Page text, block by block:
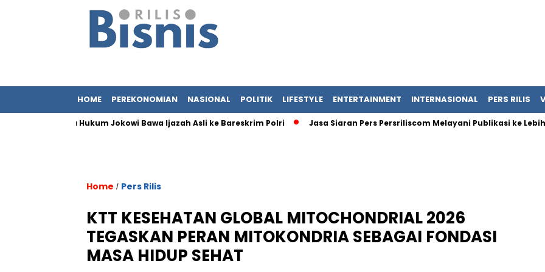
HOME PEREKONOMIAN NASIONAL POLITIK LIFESTYLE ENTERTAINMENT INTERNASIONAL PERS RILIS
Kuasa Hukum Jokowi Bawa Ijazah Asli ke Bareskrim Polri Jasa Siaran Pers Persriliscom Melayani Publikasi ke Lebih dari
Home / Pers Rilis
KTT KESEHATAN GLOBAL MITOCHONDRIAL 2026
TEGASKAN PERAN MITOKONDRIA SEBAGAI FONDASI
MASA HIDUP SEHAT